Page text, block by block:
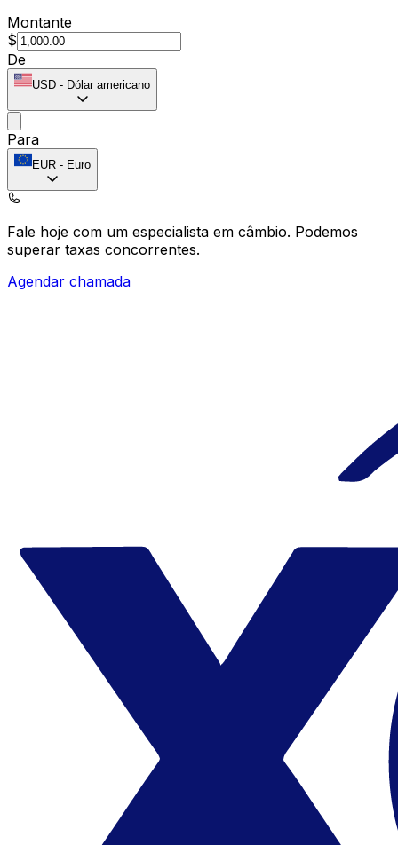
Montante
$
De
USD - Dólar americano
Para
EUR - Euro
Fale hoje com um especialista em câmbio. Podemos
superar taxas concorrentes.
Agendar chamada